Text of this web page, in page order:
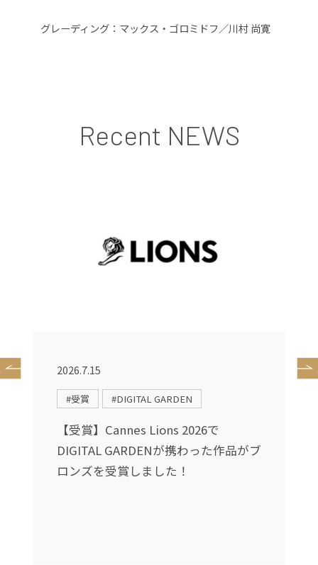
グレーディング：マックス・ゴロミドフ／川村 尚寛
Recent NEWS
2026.7.15
#受賞 #DIGITAL GARDEN
【受賞】Cannes Lions 2026で
DIGITAL GARDENが携わった作品がブ
ロンズを受賞しました！